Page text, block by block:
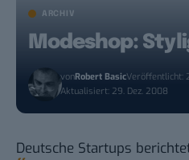
ARCHIV
Modeshop:
vonRobert BasicVeröffentlicht:
Aktualisiert: 29. Dez. 2008
Deutsche Startups